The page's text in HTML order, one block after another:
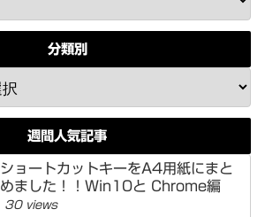
分類別
週間人気記事
ショートカットキーをA4用紙にまと
めました！！Win10と Chrome編
30 views